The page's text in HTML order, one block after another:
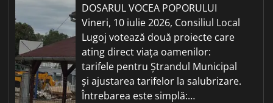
DOSARUL VOCEA POPORULUI
Vineri, 10 iulie 2026, Consiliul Local
Lugoj votează două proiecte care
ating direct viața oamenilor:
tarifele pentru Ștrandul Municipal
și ajustarea tarifelor la salubrizare.
Întrebarea este simplă:…